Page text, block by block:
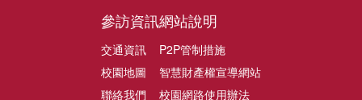
參訪資訊
交通資訊
校園地圖
聯絡我們
網站說明
P2P管制措施
智慧財產權宣導網站
校園網路使用辦法